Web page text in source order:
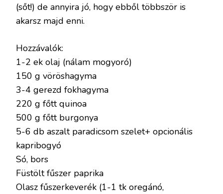
(sőt!) de annyira jó, hogy ebből többször is
akarsz majd enni.
Hozzávalók:
1-2 ek olaj (nálam mogyoró)
150 g vöröshagyma
3-4 gerezd fokhagyma
220 g főtt quinoa
500 g főtt burgonya
5-6 db aszalt paradicsom szelet+ opcionális
kapribogyó
Só, bors
Füstölt fűszer paprika
Olasz fűszerkeverék (1-1 tk oregánó,